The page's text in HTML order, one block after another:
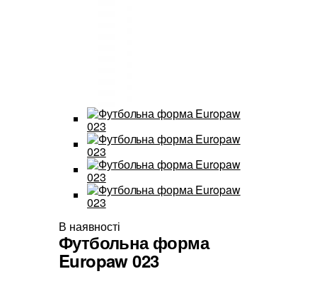
В наявності
Футбольна форма
Europaw 023